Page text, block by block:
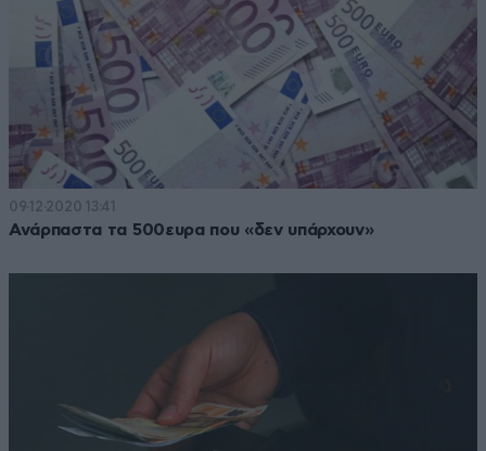
09·12·2020 13:41
Ανάρπαστα τα 500ευρα που «δεν υπάρχουν»